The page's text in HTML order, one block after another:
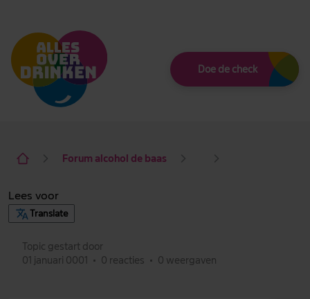
Doe de check
Forum alcohol de baas
Lees voor
Translate
Topic gestart door
01 januari 0001
• 0 reacties • 0 weergaven